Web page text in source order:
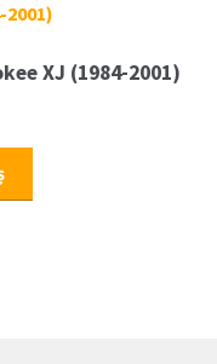
XJ (1984-2001)